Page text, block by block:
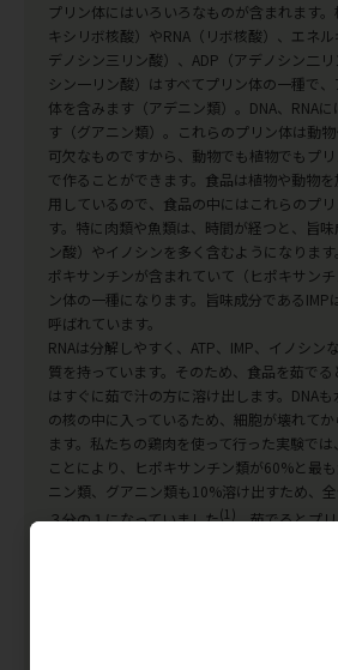
プリン体にはいろいろなものが含まれます
キシリボ核酸）やRNA（リボ核酸）、エネ
デノシン三リン酸）、ADP（アデノシン二リ
シン一リン酸）はすべてプリン体の一種で
体を含みます（アデニン類）。DNA、RNA
す（グアニン類）。これらのプリン体は動
可欠なものですから、動物でも植物でもプ
で作ることができます。食品は植物や動物
用しているので、食品の中にはこれらのプ
す。特に肉類や魚類は、時間が経つと、旨
ン酸）やイノシンを多く含むようになりま
ポキサンチンが含まれていて（ヒポキサン
ン体の一種になります。旨味成分であるIMP
呼ばれています。
RNAは分解しやすく、ATP、IMP、イノシン
質を持っています。そのため、食品を茹で
はすぐに茹で汁の方に溶け出します。DNA
の核の中に入っているため、細胞が壊れて
ます。私たちの鶏肉を使って行った実験で
ことにより、ヒポキサンチン類が60%と最
ニン類、グアニン類も10%溶け出すため、
３分の１になっていました(1)。茹でるとプ